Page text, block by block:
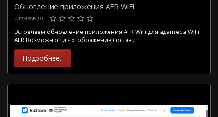
Обновление приложения AFR WiFi
Отзывов (0)
Встречаем обновление приложения AFR WiFi для адаптера WiFi
AFR.Возможности:- отображение состав..
Подробнее..